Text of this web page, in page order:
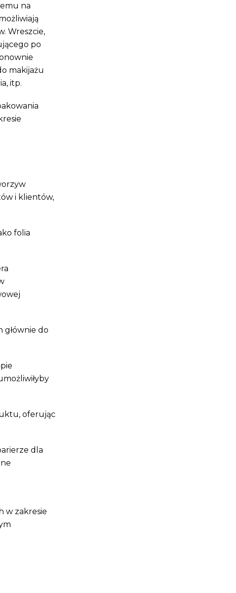
na
Wreszcie,
po
makijażu
itp.
i klientów,
folia
głównie do
oferując
dla
w zakresie